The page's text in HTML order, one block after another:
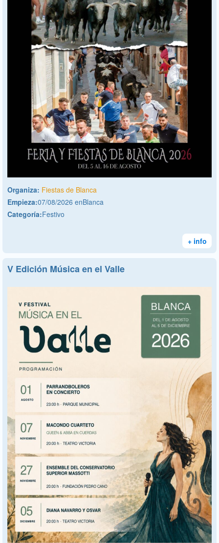
Organiza: Fiestas de Blanca
Empieza:07/08/2026 enBlanca
Categoría:Festivo
+ info
V Edición Música en el Valle